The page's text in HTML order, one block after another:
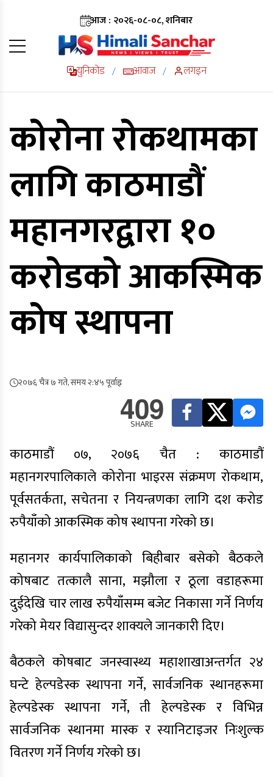
आज : २०२६-०८-०८, शनिबार
युनिकोड / आवाज / लगइन
कोरोना रोकथामका
लागि काठमाडौं
महानगरद्वारा १०
करोडको आकस्मिक
कोष स्थापना
२०७६ चैत्र ७ गते, समय २:४५ पूर्वाह्न
409
SHARE
काठमाडौं ०७, २०७६ चैत : काठमाडौं
महानगरपालिकाले कोरोना भाइरस संक्रमण रोकथाम,
पूर्वसतर्कता, सचेतना र नियन्त्रणका लागि दश करोड
रुपैयाँको आकस्मिक कोष स्थापना गरेको छ।
महानगर कार्यपालिकाको बिहीबार बसेको बैठकले
कोषबाट तत्कालै साना, मझौला र ठूला वडाहरूमा
दुईदेखि चार लाख रुपैयाँसम्म बजेट निकासा गर्ने निर्णय
गरेको मेयर विद्यासुन्दर शाक्यले जानकारी दिए।
बैठकले कोषबाट जनस्वास्थ्य महाशाखाअन्तर्गत २४
घन्टे हेल्पडेस्क स्थापना गर्ने, सार्वजनिक स्थानहरूमा
हेल्पडेस्क स्थापना गर्ने, ती हेल्पडेस्क र विभिन्न
सार्वजनिक स्थानमा मास्क र स्यानिटाइजर निःशुल्क
वितरण गर्ने निर्णय गरेको छ।